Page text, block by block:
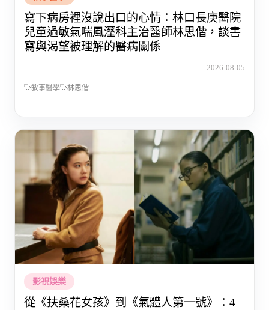
寫下病房裡沒說出口的心情：林口長庚醫院
兒童過敏氣喘風溼科主治醫師林思偕，談書
寫與渴望被理解的醫病關係
2026-08-05
敘事醫學 林思偕
影視娛樂
從《扶桑花女孩》到《氣體人第一號》：4